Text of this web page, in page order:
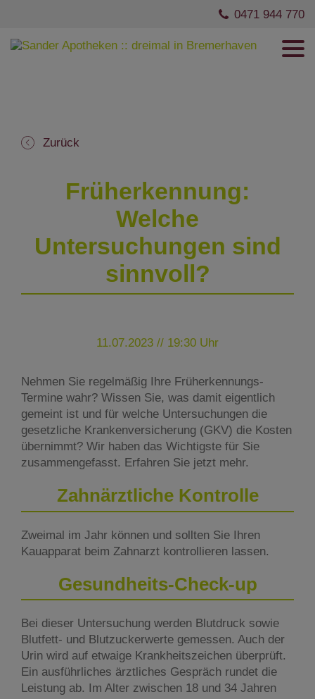
0471 944 770
Zurück
Früherkennung:
Welche
Untersuchungen sind
sinnvoll?
11.07.2023 // 19:30 Uhr
Nehmen Sie regelmäßig Ihre Früherkennungs-
Termine wahr? Wissen Sie, was damit eigentlich
gemeint ist und für welche Untersuchungen die
gesetzliche Krankenversicherung (GKV) die Kosten
übernimmt? Wir haben das Wichtigste für Sie
zusammengefasst. Erfahren Sie jetzt mehr.
Zahnärztliche Kontrolle
Zweimal im Jahr können und sollten Sie Ihren
Kauapparat beim Zahnarzt kontrollieren lassen.
Gesundheits-Check-up
Bei dieser Untersuchung werden Blutdruck sowie
Blutfett- und Blutzuckerwerte gemessen. Auch der
Urin wird auf etwaige Krankheitszeichen überprüft.
Ein ausführliches ärztliches Gespräch rundet die
Leistung ab. Im Alter zwischen 18 und 34 Jahren